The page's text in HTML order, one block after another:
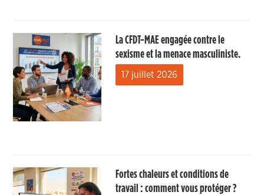
La CFDT-MAE engagée contre le
sexisme et la menace masculiniste.
17 juillet 2026
Fortes chaleurs et conditions de
travail : comment vous protéger ?